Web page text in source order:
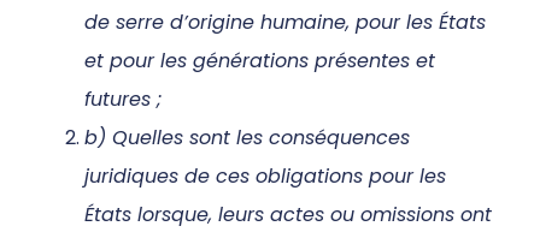
de serre d’origine humaine, pour les États
et pour les générations présentes et
futures ;
b) Quelles sont les conséquences
juridiques de ces obligations pour les
États lorsque, leurs actes ou omissions ont